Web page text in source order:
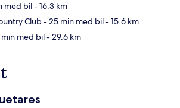
med bil- 16.3 km
Club- 25 min med bil- 15.6 km
min med bil- 29.6 km